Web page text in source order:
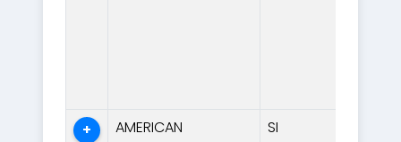
+
AMERICAN
SI